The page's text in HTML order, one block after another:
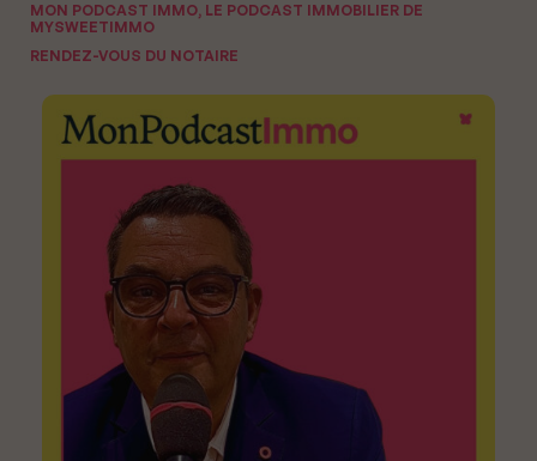
MON PODCAST IMMO, LE PODCAST IMMOBILIER DE
MYSWEETIMMO
RENDEZ-VOUS DU NOTAIRE